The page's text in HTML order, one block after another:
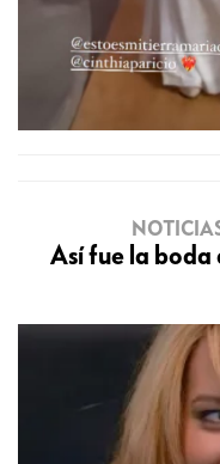
Así fue la boda